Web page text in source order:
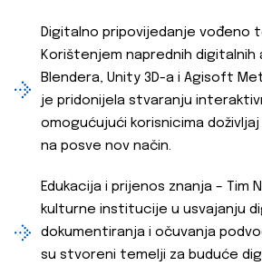
Digitalno pripovijedanje vođeno
Korištenjem naprednih
Blendera, Unity 3D-a i Agisoft
je pridonijela stvaranju
omogućujući korisnicima
na posve nov način.
Edukacija i prijenos znanja – Tim
kulturne institucije u usvajanju
dokumentiranja i očuvanja
su stvoreni temelji za buduće